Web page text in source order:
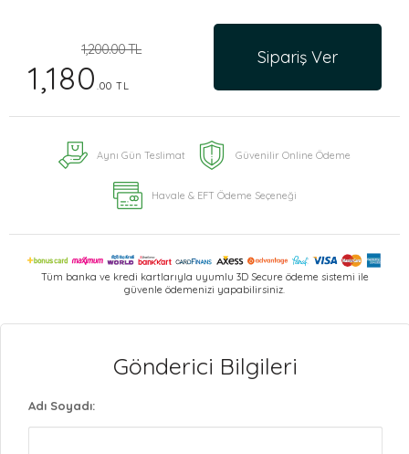
1,200.00 TL
1,180 .00 TL
Sipariş Ver
Aynı Gün Teslimat Güvenilir Online Ödeme
Havale & EFT Ödeme Seçeneği
Tüm banka ve kredi kartlarıyla uyumlu 3D Secure ödeme sistemi ile
güvenle ödemenizi yapabilirsiniz.
Gönderici Bilgileri
Adı Soyadı: